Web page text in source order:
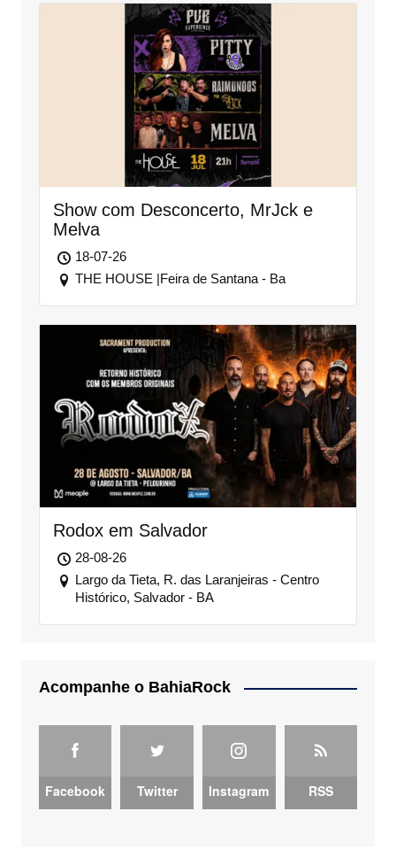
Show com Desconcerto, MrJck e
Melva
18-07-26
THE HOUSE |Feira de Santana - Ba
Rodox em Salvador
28-08-26
Largo da Tieta, R. das Laranjeiras - Centro
Histórico, Salvador - BA
Acompanhe o BahiaRock
Facebook Twitter Instagram RSS